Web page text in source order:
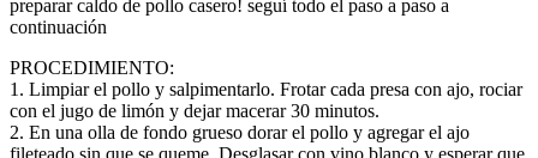
preparar caldo de pollo casero! seguí todo el paso a paso a
continuación
PROCEDIMIENTO:
1. Limpiar el pollo y salpimentarlo. Frotar cada presa con ajo, rociar
con el jugo de limón y dejar macerar 30 minutos.
2. En una olla de fondo grueso dorar el pollo y agregar el ajo
fileteado sin que se queme. Desglasar con vino blanco y esperar que